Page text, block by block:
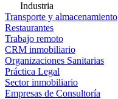
Industria
Transporte y almacenamiento
Restaurantes
Trabajo remoto
CRM inmobiliario
Organizaciones Sanitarias
Práctica Legal
Sector inmobiliario
Empresas de Consultoría